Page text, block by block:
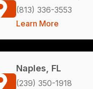
(813) 336-3553
Learn More
Naples, FL
(239) 350-1918